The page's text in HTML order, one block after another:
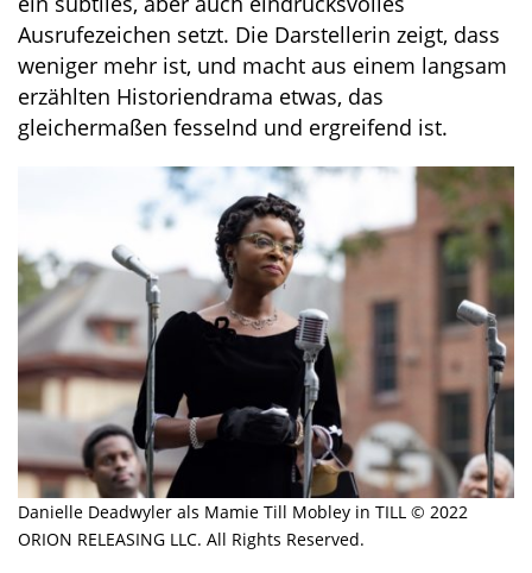
Ausrufezeichen setzt. Die Darstellerin zeigt, dass
weniger mehr ist, und macht aus einem langsam
erzählten Historiendrama etwas, das
gleichermaßen fesselnd und ergreifend ist.
Danielle Deadwyler als Mamie Till Mobley in TILL © 2022
ORION RELEASING LLC. All Rights Reserved.